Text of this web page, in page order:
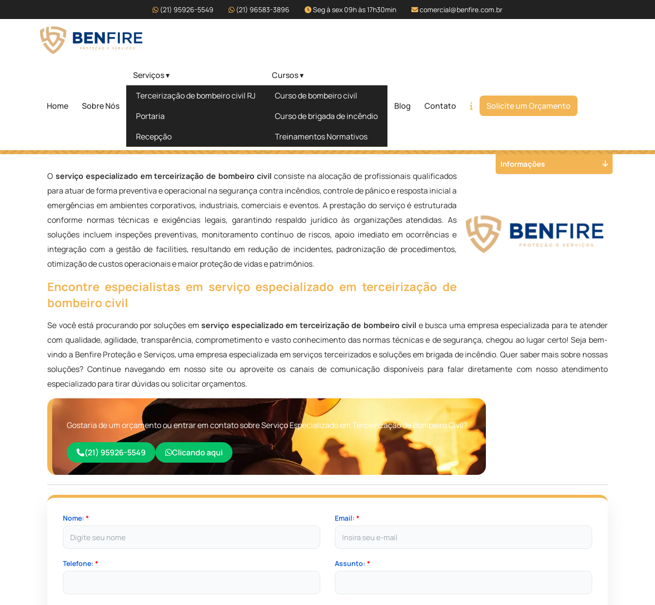
(21) 95926-5549 (21) 96583-3896 Seg à sex 09h às 17h30min comercial@benfire.com.br
Home Sobre Nós
Serviços ▾
Terceirização de bombeiro civil RJ
Portaria
Recepção
Cursos ▾
Curso de bombeiro civil
Curso de brigada de incêndio
Treinamentos Normativos
Blog Contato Solicite um Orçamento
Serviço Especializado em
Terceirização de Bombeiro Civil
Serviço Especializado em Terceirização de Bombeiro Civil
Solicite um Orçamento Chame no WhatsApp
Oserviço especializado em terceirização de bombeiro civilconsiste na alocação de profissionais qualificados
para atuar de forma preventiva e operacional na segurança contra incêndios, controle de pânico e resposta inicial a
emergências em ambientes corporativos, industriais, comerciais e eventos. A prestação do serviço é estruturada
conforme normas técnicas e exigências legais, garantindo respaldo jurídico às organizações atendidas. As
soluções incluem inspeções preventivas, monitoramento contínuo de riscos, apoio imediato em ocorrências e
integração com a gestão de facilities, resultando em redução de incidentes, padronização de procedimentos,
otimização de custos operacionais e maior proteção de vidas e patrimônios.
Encontre especialistas em serviço especializado em terceirização de
bombeiro civil
Se você está procurando por soluções emserviço especializado em terceirização de bombeiro civil e busca uma empresa especializada para te atender
com qualidade, agilidade, transparência, comprometimento e vasto conhecimento das normas técnicas e de segurança, chegou ao lugar certo! Seja bem-
vindo a Benfire Proteção e Serviços, uma empresa especializada em serviços terceirizados e soluções em brigada de incêndio. Quer saber mais sobre nossas
soluções? Continue navegando em nosso site ou aproveite os canais de comunicação disponíveis para falar diretamente com nosso atendimento
especializado para tirar dúvidas ou solicitar orçamentos.
Gostaria de um orçamento ou entrar em contato sobre Serviço Especializado em Terceirização de Bombeiro Civil?
(21) 95926-5549 Clicando aqui
Nome:* Email: *
Telefone:* Assunto: *
Informações